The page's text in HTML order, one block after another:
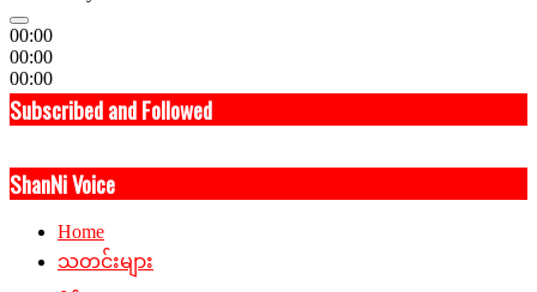
00:00
00:00
00:00
Subscribed and Followed
ShanNi Voice
Home
သတင်းများ